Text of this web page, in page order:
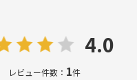
4.0
レビュー件数： 1件